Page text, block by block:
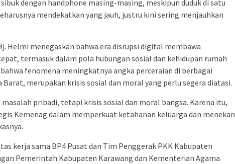
dengan handphone masing-masing, meskipun duduk di satu
mendekatkan yang jauh, justru kini sering menjauhkan
Helmi menegaskan bahwa era disrupsi digital membawa
termasuk dalam pola hubungan sosial dan kehidupan rumah
fenomena meningkatnya angka perceraian di berbagai
Barat, merupakan krisis sosial dan moral yang perlu segera diatasi.
masalah pribadi, tetapi krisis sosial dan moral bangsa. Karena itu,
Kemenag dalam memperkuat ketahanan keluarga dan menekan
kerja sama BP4 Pusat dan Tim Penggerak PKK Kabupaten
Pemerintah Kabupaten Karawang dan Kementerian Agama